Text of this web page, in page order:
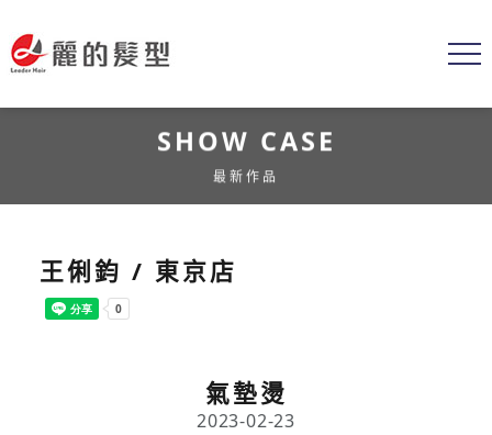
SHOW CASE
最新作品
王俐鈞 / 東京店
氣墊燙
2023-02-23